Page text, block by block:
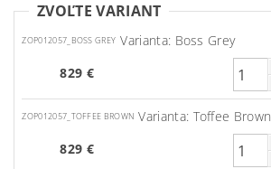
ZVOĽTE VARIANT
ZOP012057_BOSS GREY Varianta: Boss Grey
829 €
ZOP012057_TOFFEE BROWN Varianta: Toffee Brown
829 €